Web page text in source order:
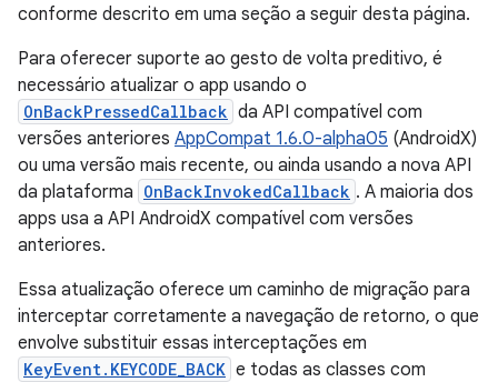
conforme descrito em uma seção a seguir desta página.
Para oferecer suporte ao gesto de volta preditivo, é
necessário atualizar o app usando o
OnBackPressedCallback da API compatível com
versões anteriores AppCompat 1.6.0-alpha05 (AndroidX)
ou uma versão mais recente, ou ainda usando a nova API
da plataforma OnBackInvokedCallback . A maioria dos
apps usa a API AndroidX compatível com versões
anteriores.
Essa atualização oferece um caminho de migração para
interceptar corretamente a navegação de retorno, o que
envolve substituir essas interceptações em
KeyEvent.KEYCODE_BACK e todas as classes com